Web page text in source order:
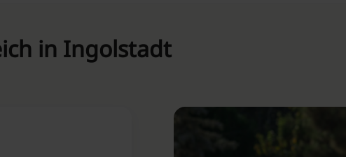
in Ingolstadt